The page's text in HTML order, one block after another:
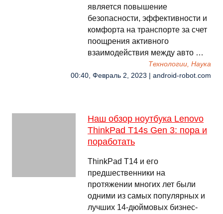
является повышение
безопасности, эффективности и
комфорта на транспорте за счет
поощрения активного
взаимодействия между авто …
Технологии, Наука
00:40, Февраль 2, 2023 | android-robot.com
Наш обзор ноутбука Lenovo
ThinkPad T14s Gen 3: пора и
поработать
ThinkPad T14 и его
предшественники на
протяжении многих лет были
одними из самых популярных и
лучших 14-дюймовых бизнес-